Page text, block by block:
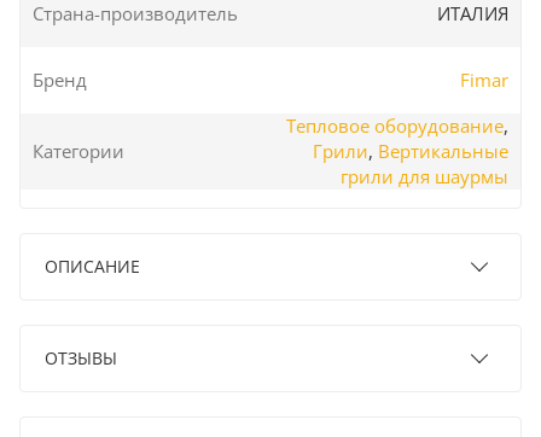
Страна-производитель ИТАЛИЯ
Бренд Fimar
Категории
Тепловое оборудование,
Грили, Вертикальные
грили для шаурмы
ОПИСАНИЕ
ОТЗЫВЫ